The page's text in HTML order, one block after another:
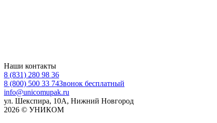
Наши контакты
8 (831) 280 98 36
8 (800) 500 33 74Звонок бесплатный
info@unicomupak.ru
ул. Шекспира, 10А, Нижний Новгород
2026 © УНИКОМ